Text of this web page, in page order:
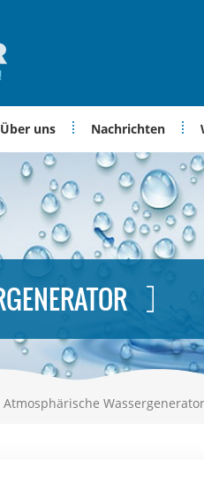
Über uns Nachrichten
Atmosphärische